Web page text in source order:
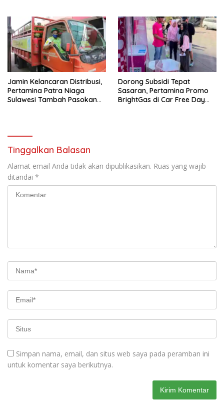
Jamin Kelancaran Distribusi,
Pertamina Patra Niaga
Sulawesi Tambah Pasokan
Dorong Subsidi Tepat
Sasaran, Pertamina Promo
BrightGas di Car Free Day
Tinggalkan Balasan
Alamat email Anda tidak akan dipublikasikan. Ruas yang wajib
ditandai *
Simpan nama, email, dan situs web saya pada peramban ini
untuk komentar saya berikutnya.